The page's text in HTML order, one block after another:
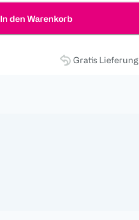
In den Warenkorb
Gratis